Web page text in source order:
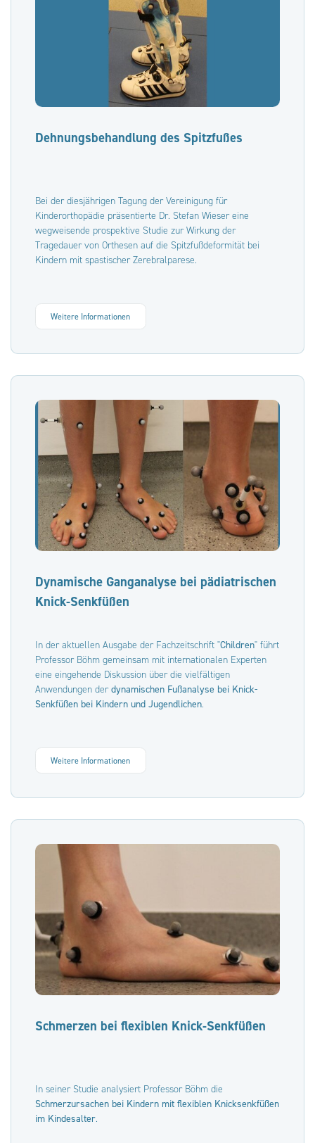
Dehnungsbehandlung des Spitzfußes
Bei der diesjährigen Tagung der Vereinigung für
Kinderorthopädie präsentierte Dr. Stefan Wieser eine
wegweisende prospektive Studie zur Wirkung der
Tragedauer von Orthesen auf die Spitzfußdeformität bei
Kindern mit spastischer Zerebralparese.
Weitere Informationen
Dynamische Ganganalyse bei pädiatrischen
Knick-Senkfüßen
In der aktuellen Ausgabe der Fachzeitschrift "Children" führt
Professor Böhm gemeinsam mit internationalen Experten
eine eingehende Diskussion über die vielfältigen
Anwendungen der dynamischen Fußanalyse bei Knick-
Senkfüßen bei Kindern und Jugendlichen.
Weitere Informationen
Schmerzen bei flexiblen Knick-Senkfüßen
In seiner Studie analysiert Professor Böhm die
Schmerzursachen bei Kindern mit flexiblen Knicksenkfüßen
im Kindesalter.